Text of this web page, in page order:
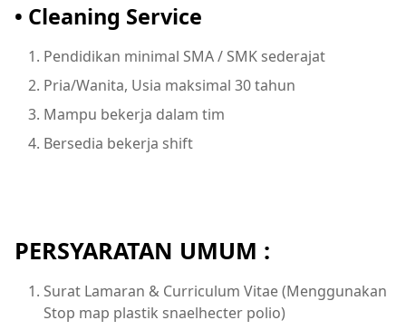
• Cleaning Service
Pendidikan minimal SMA / SMK sederajat
Pria/Wanita, Usia maksimal 30 tahun
Mampu bekerja dalam tim
Bersedia bekerja shift
PERSYARATAN UMUM :
Surat Lamaran & Curriculum Vitae (Menggunakan
Stop map plastik snaelhecter polio)